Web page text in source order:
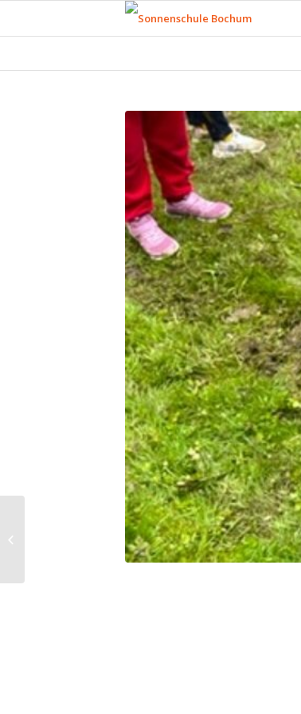
Fußballturnier An der